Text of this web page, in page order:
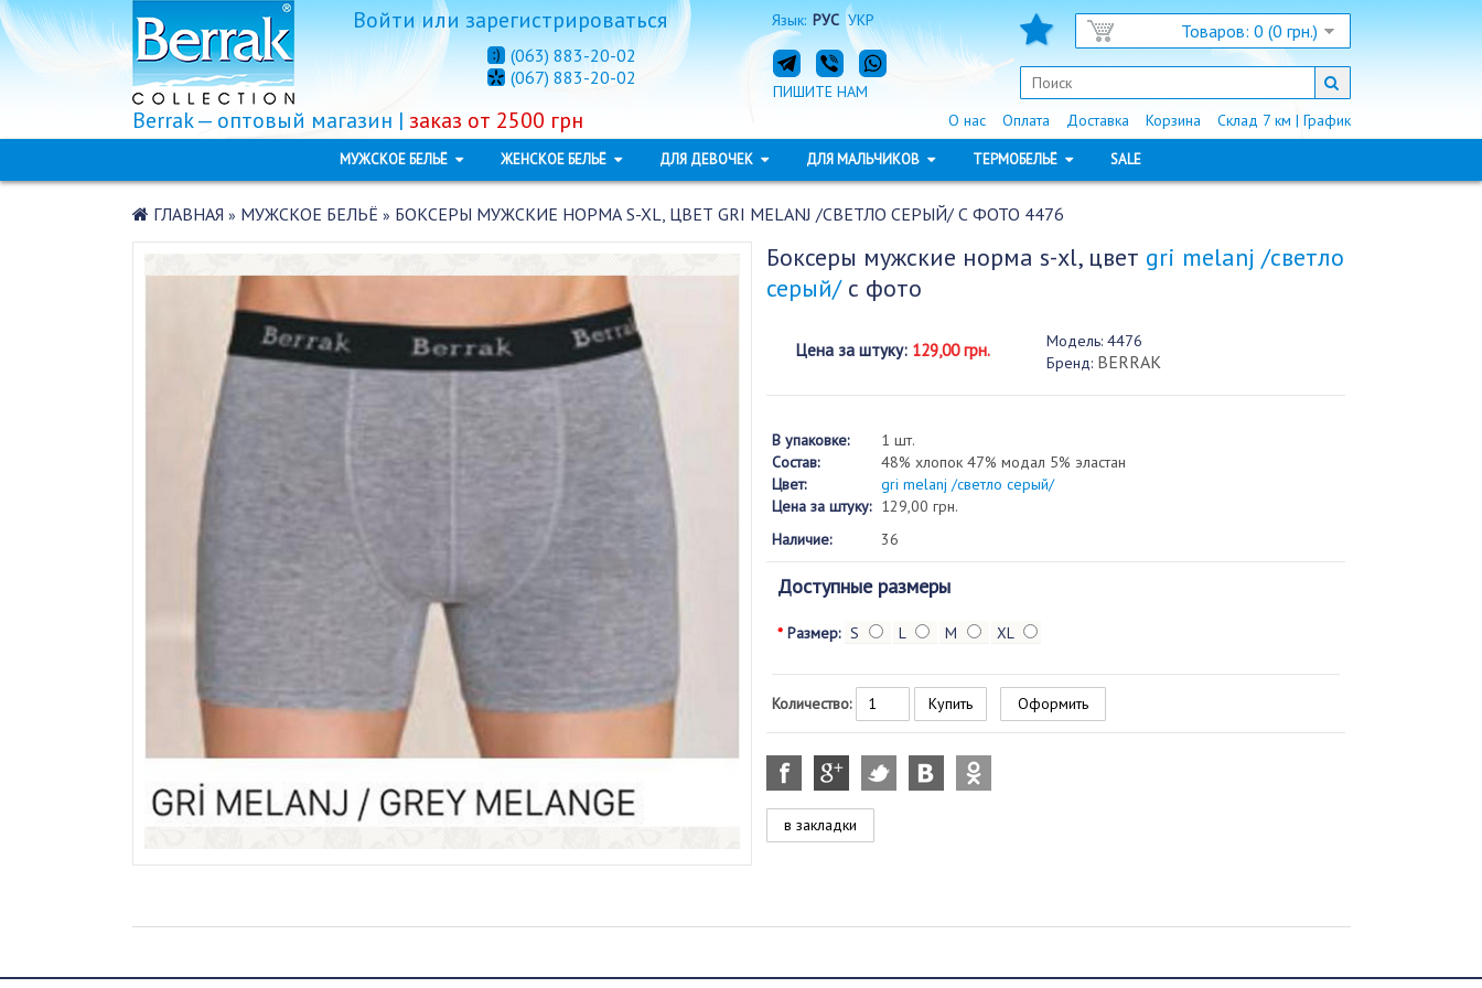
Язык: РУС УКР Товаров: 0 (0 грн.)
Войтиилизарегистрироваться
(063) 883-20-02
(067) 883-20-02
ПИШИТЕ НАМ
Склад 7 км | График
Корзина
Доставка
Оплата
О нас
Berrak — оптовый магазин | заказ от 2500 грн
МУЖСКОЕ БЕЛЬЁ ЖЕНСКОЕ БЕЛЬЁ ДЛЯ ДЕВОЧЕК ДЛЯ МАЛЬЧИКОВ ТЕРМОБЕЛЬЁ SALE
ГЛАВНАЯ » МУЖСКОЕ БЕЛЬЁ » БОКСЕРЫ МУЖСКИЕ НОРМА S-XL, ЦВЕТ GRI MELANJ /СВЕТЛО СЕРЫЙ/ С ФОТО 4476
Боксеры мужские норма s-xl, цвет gri melanj /светло
серый/с фото
Цена за штуку: 129,00 грн. Модель:4476
Бренд: BERRAK
В упаковке:
1 шт.
Состав:
48% хлопок 47% модал 5% эластан
Цвет:
gri melanj /светло серый/
Цена за штуку: 129,00 грн.
Наличие:
36
Доступные размеры
* Размер: S L M XL
Количество: Оформить
в закладки